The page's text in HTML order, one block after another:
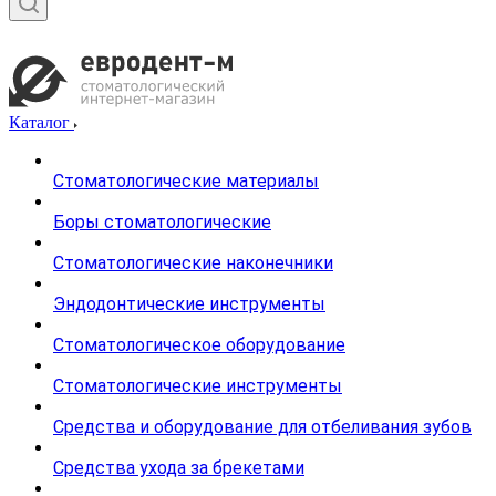
Каталог
Стоматологические материалы
Боры стоматологические
Стоматологические наконечники
Эндодонтические инструменты
Стоматологическое оборудование
Стоматологические инструменты
Средства и оборудование для отбеливания зубов
Средства ухода за брекетами